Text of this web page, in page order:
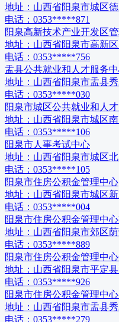
地址： 山西省阳泉市城区
电话： 0353*****871
阳泉高新技术产业开发区
地址： 山西省阳泉市高新
电话： 0353*****756
盂县公共就业和人才服务
地址： 山西省阳泉市盂县
电话： 0353*****030
阳泉市城区公共就业和人
地址： 山西省阳泉市城区
电话： 0353*****106
阳泉市人事考试中心
地址： 山西省阳泉市城区
电话： 0353*****105
阳泉市住房公积金管理中心
地址： 山西省阳泉市城区
电话： 0353*****004
阳泉市住房公积金管理中
地址： 山西省阳泉市郊区
电话： 0353*****889
阳泉市住房公积金管理中
地址： 山西省阳泉市平定
电话： 0353*****926
阳泉市住房公积金管理中
地址： 山西省阳泉市盂县
电话： 0353*****279